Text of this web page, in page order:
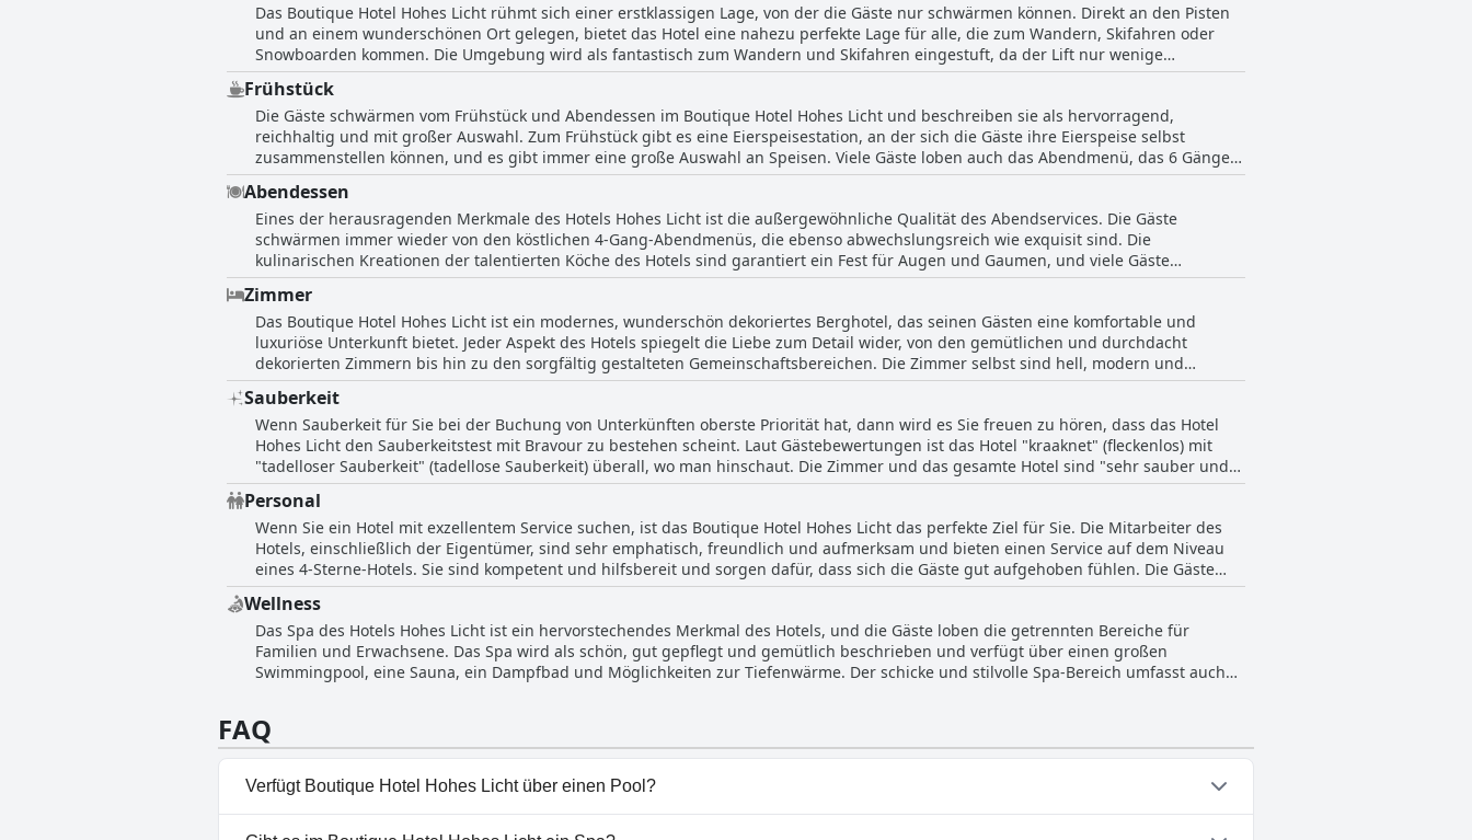
Das Boutique Hotel Hohes Licht rühmt sich einer erstklassigen Lage, von der die Gäste nur schwärmen können. Direkt an den Pisten
und an einem wunderschönen Ort gelegen, bietet das Hotel eine nahezu perfekte Lage für alle, die zum Wandern, Skifahren oder
Snowboarden kommen. Die Umgebung wird als fantastisch zum Wandern und Skifahren eingestuft, da der Lift nur wenige
Gehminuten entfernt ist. Die Gäste waren beeindruckt von der Nähe der Unterkunft zum Sessellift, was sie zu einem guten
Ausgangspunkt für Wander- und Skiabenteuer macht. Sie schätzten auch die ruhige Lage und erwähnten, dass es ein guter Ort für
einen ruhigen Rückzug in der Nähe der Talstation des Sessellifts ist. Alles in allem wurde die Lage des Hotels Hohes Licht hoch
bewertet und als fantastischer Ort für Wanderer und Skibegeisterte gleichermaßen angesehen.
Frühstück
Die Gäste schwärmen vom Frühstück und Abendessen im Boutique Hotel Hohes Licht und beschreiben sie als hervorragend,
reichhaltig und mit großer Auswahl. Zum Frühstück gibt es eine Eierspeisestation, an der sich die Gäste ihre Eierspeise selbst
zusammenstellen können, und es gibt immer eine große Auswahl an Speisen. Viele Gäste loben auch das Abendmenü, das 6 Gänge
mit frischen und kreativ zubereiteten Gerichten bietet, die als erstklassig gelten. Die Gäste können ihre Frühstücksbestellung
individuell gestalten und frische, schmackhafte Produkte genießen. Vom köstlichen Frühstück bis zum Gourmet-Abendessen - das
Boutique Hotel Hohes Licht weiß, wie man den Appetit seiner Gäste stillt.
Abendessen
Eines der herausragenden Merkmale des Hotels Hohes Licht ist die außergewöhnliche Qualität des Abendservices. Die Gäste
schwärmen immer wieder von den köstlichen 4-Gang-Abendmenüs, die ebenso abwechslungsreich wie exquisit sind. Die
kulinarischen Kreationen der talentierten Köche des Hotels sind garantiert ein Fest für Augen und Gaumen, und viele Gäste
bezeichnen die Gerichte als Höhepunkt ihres Aufenthalts. Die Küche versteht es, lokale und saisonale Zutaten zu verwenden, was zu
einem einzigartigen kulinarischen Erlebnis führt. Ganz gleich, ob Sie in der Stimmung für klassische Küche oder abenteuerliche
Geschmacksrichtungen sind, das fantastische kulinarische Angebot des Hotels wird Sie sicher zufrieden stellen.
Zimmer
Das Boutique Hotel Hohes Licht ist ein modernes, wunderschön dekoriertes Berghotel, das seinen Gästen eine komfortable und
luxuriöse Unterkunft bietet. Jeder Aspekt des Hotels spiegelt die Liebe zum Detail wider, von den gemütlichen und durchdacht
dekorierten Zimmern bis hin zu den sorgfältig gestalteten Gemeinschaftsbereichen. Die Zimmer selbst sind hell, modern und
tadellos sauber, mit hochwertigen Möbeln ausgestattet, die einen wirklich komfortablen Aufenthalt ermöglichen. Das Hotel wurde
komplett renoviert, von der Einrichtung bis zu den Möbeln ist alles brandneu. Die Gäste werden die ruhige Atmosphäre des Hotels zu
schätzen wissen, denn die Zimmer sind ruhig und geräumig. Alles in allem ist das Boutique Hotel Hohes Licht ein ideales Ziel für alle,
die einen erholsamen und komfortablen Urlaub in den Bergen verbringen möchten.
Sauberkeit
Wenn Sauberkeit für Sie bei der Buchung von Unterkünften oberste Priorität hat, dann wird es Sie freuen zu hören, dass das Hotel
Hohes Licht den Sauberkeitstest mit Bravour zu bestehen scheint. Laut Gästebewertungen ist das Hotel "kraaknet" (fleckenlos) mit
"tadelloser Sauberkeit" (tadellose Sauberkeit) überall, wo man hinschaut. Die Zimmer und das gesamte Hotel sind "sehr sauber und
ordentlich" und die "neu renovierten Zimmer sind sehr schön eingerichtet und sauber". In der Tat scheint "alles sehr sauber" ein
Gefühl zu sein, das von mehreren Gästen geäußert wurde. Das Hotel wird nicht nur als sauber, sondern auch als "sehr gepflegt" und
"alles neuwertig und sehr gepflegt" beschrieben. Diese Aufmerksamkeit für Sauberkeit erstreckt sich auch auf die Sauna und den
Pool, die von den Gästen ebenfalls als "très propre" (sehr sauber) beschrieben werden. Es ist offensichtlich, dass das Hotel Hohes
Licht großen Wert auf Sauberkeit legt, um jedem Gast einen angenehmen Aufenthalt in einer makellosen Umgebung zu ermöglichen.
Personal
Wenn Sie ein Hotel mit exzellentem Service suchen, ist das Boutique Hotel Hohes Licht das perfekte Ziel für Sie. Die Mitarbeiter des
Hotels, einschließlich der Eigentümer, sind sehr emphatisch, freundlich und aufmerksam und bieten einen Service auf dem Niveau
eines 4-Sterne-Hotels. Sie sind kompetent und hilfsbereit und sorgen dafür, dass sich die Gäste gut aufgehoben fühlen. Die Gäste
beschreiben die Hotelbesitzer und das Personal als freundliche, sehr nette und außergewöhnliche Gastgeber, die professionell und
menschlich sind und ihre Arbeit lieben. Insgesamt wird in den Bewertungen hervorgehoben, dass das Personal im Boutique Hotel
Hohes Licht äußerst gastfreundlich ist und dafür sorgt, dass sich die Gäste wie zu Hause fühlen, und dass die Liebe zum Detail die
Qualität des angebotenen Services noch weiter erhöht.
Wellness
Das Spa des Hotels Hohes Licht ist ein hervorstechendes Merkmal des Hotels, und die Gäste loben die getrennten Bereiche für
Familien und Erwachsene. Das Spa wird als schön, gut gepflegt und gemütlich beschrieben und verfügt über einen großen
Swimmingpool, eine Sauna, ein Dampfbad und Möglichkeiten zur Tiefenwärme. Der schicke und stilvolle Spa-Bereich umfasst auch
FAQ
Verfügt Boutique Hotel Hohes Licht über einen Pool?
Ja, Boutique Hotel Hohes Licht hat Pools, die zu einer oder mehreren der folgenden Kategorien gehören: Beheizter